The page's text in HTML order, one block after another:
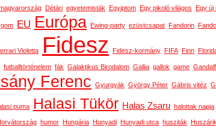
Détári egyetemisták Egyiptom Egy pikoló világos Egy új
EU Európa Ewing-party ezüstcsapat Fandorin
Violetta Fidesz Fidesz-kormány FIFA Finn
futballtörténelem fák Galaktikus Birodalom Gallia gallok game Gandalf
Ferenc Gyurgyák György Péter Gábris vitéz
puma Halasi Tükör Halas Zsaru halottak napja
humor Hungária Hunyadi Hunyadi utca husziták